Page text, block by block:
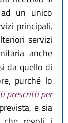
un unico
principali,
servizi
anche
da quello di
purché lo
prescritti per
e sia